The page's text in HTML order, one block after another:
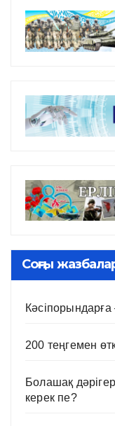
Соңғы
200 теңгемен
Болашақ
керек пе?